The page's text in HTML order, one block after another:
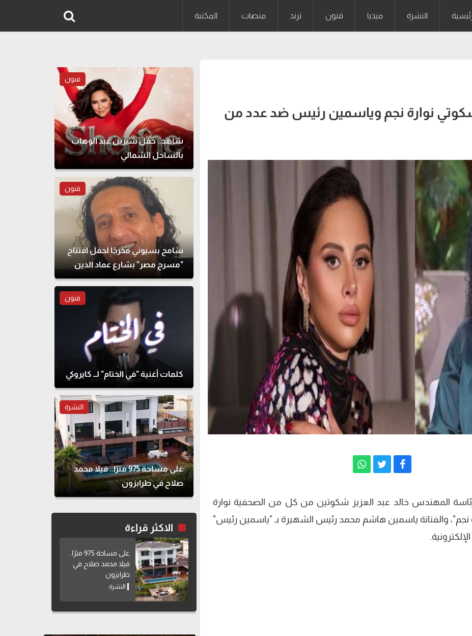
النشرة ميديا فنون ترند منصات المكتبة
شكوتي نوارة نجم وياسمين رئيس ضد عدد من
المهندس خالد عبد العزيز شكوتين من كل من الصحفية نوارة
نجم"، والفنانة ياسمين هاشم محمد رئيس الشهيرة بـ "ياسمين رئيس"
فنون
شاهد.. حفل شيرين عبد الوهاب
بالساحل الشمالي
فنون
سامح بسيوني مخرجًا لحفل افتتاح
"مسرح مصر" بشارع عماد الدين
فنون
كلمات أغنية "في الختام" لــ كايروكي
النشرة
على مساحة 975 مترًا.. فيلا محمد
صلاح في طرابزون
الاكثر قراءة
على مساحة 975 مترًا..
فيلا محمد صلاح في
طرابزون
النشرة